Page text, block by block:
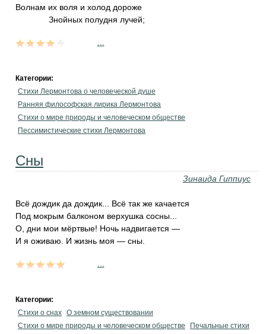
Волнам их воля и холод дороже
Знойных полудня лучей;
Категории:
Стихи Лермонтова о человеческой душе
Ранняя философская лирика Лермонтова
Стихи о мире природы и человеческом обществе
Пессимистические стихи Лермонтова
Сны
Зинаида Гиппиус
Всё дождик да дождик... Всё так же качается
Под мокрым балконом верхушка сосны...
О, дни мои мёртвые! Ночь надвигается —
И я оживаю. И жизнь моя — сны.
Категории:
Стихи о снах О земном существовании
Стихи о мире природы и человеческом обществе
Печальные стихи